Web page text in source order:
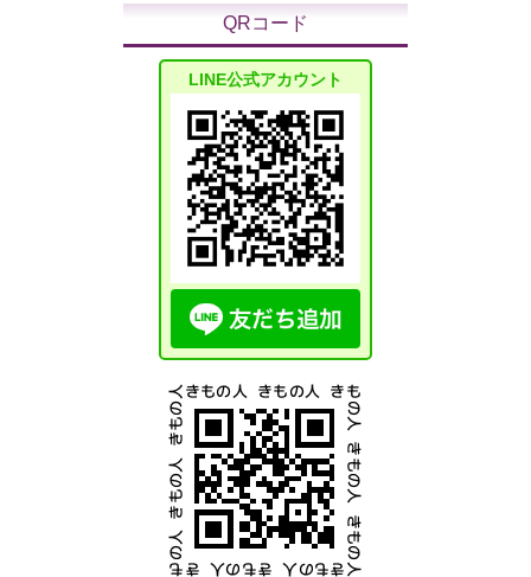
QRコード
LINE公式アカウント